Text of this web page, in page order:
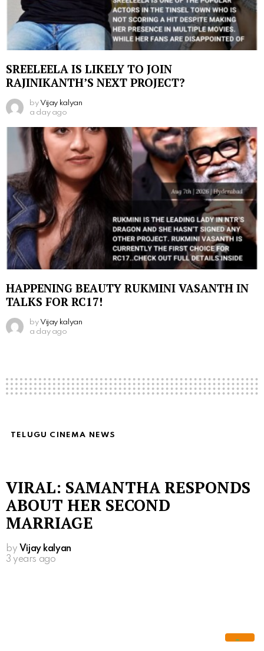
SREELEELA IS LIKELY TO JOIN
RAJINIKANTH’S NEXT PROJECT?
by Vijay kalyan
a day ago
HAPPENING BEAUTY RUKMINI VASANTH IN
TALKS FOR RC17!
by Vijay kalyan
a day ago
TELUGU CINEMA NEWS
VIRAL: SAMANTHA RESPONDS
ABOUT HER SECOND
MARRIAGE
by Vijay kalyan
3 years ago